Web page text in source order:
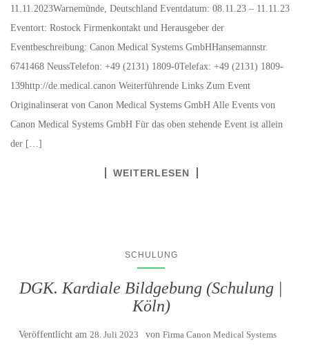
11.11.2023Warnemünde, Deutschland Eventdatum: 08.11.23 – 11.11.23
Eventort: Rostock Firmenkontakt und Herausgeber der
Eventbeschreibung: Canon Medical Systems GmbHHansemannstr.
6741468 NeussTelefon: +49 (2131) 1809-0Telefax: +49 (2131) 1809-
139http://de.medical.canon Weiterführende Links Zum Event
Originalinserat von Canon Medical Systems GmbH Alle Events von
Canon Medical Systems GmbH Für das oben stehende Event ist allein
der […]
WEITERLESEN
SCHULUNG
DGK. Kardiale Bildgebung (Schulung |
Köln)
Veröffentlicht am 28. Juli 2023 von Firma Canon Medical Systems